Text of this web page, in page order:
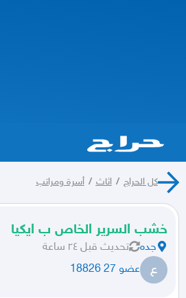
كل الحراج / اثاث / أسرة ومراتب
خشب السرير الخاص ب ايكيا
جده تحديث قبل ٢٤ ساعة
ع عضو 27 18826